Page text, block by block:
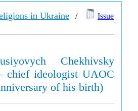
in Ukraine /
Issue
Chekhivsky
chief ideologist UAOC
of his birth)